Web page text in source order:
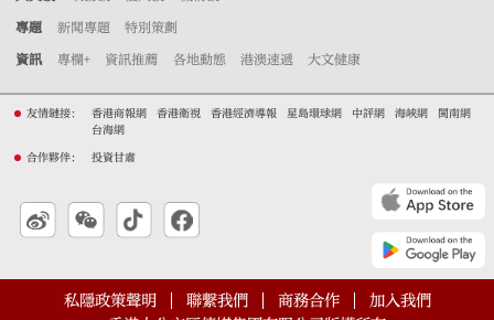
專題 新聞專題 特別策劃
資訊 專欄+ 資訊推薦 各地動態 港澳速遞 大文健康
友情鏈接： 香港商報網 香港衛視 香港經濟導報 星島環球網 中評網 海峽網
閩南網
台海網
合作夥伴： 投資甘肅
私隱政策聲明 聯繫我們 商務合作
加入我們